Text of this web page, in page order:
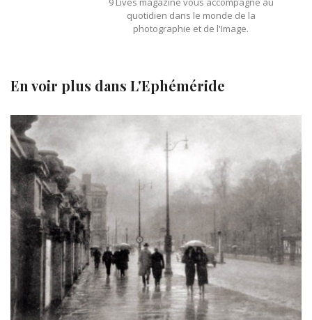
quotidien dans le monde de la
photographie et de l'Image.
En voir plus dans L'Ephéméride